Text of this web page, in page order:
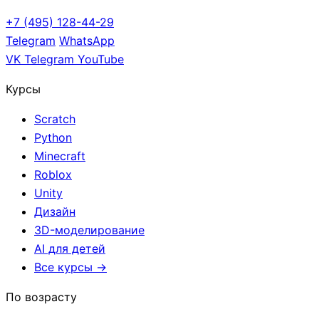
+7 (495) 128-44-29
Telegram WhatsApp
VK Telegram YouTube
Курсы
Scratch
Python
Minecraft
Roblox
Unity
Дизайн
3D-моделирование
AI для детей
Все курсы →
По возрасту